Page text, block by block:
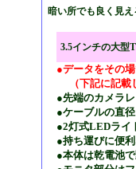
暗い所でも良く見
3.5インチの大型
●データをその
（下記に記載
●先端のカメラ
●ケーブルの直
●2灯式LEDライ
●持ち運びに便
●本体は乾電池